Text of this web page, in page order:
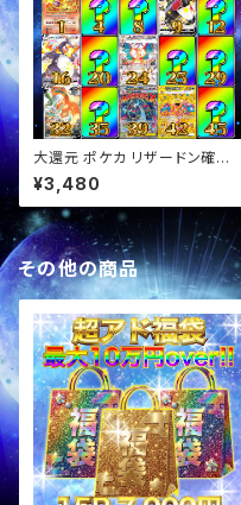
大還元 ポケカ リザードン確定
スタ賞 オリパ
¥3,480
その他の商品